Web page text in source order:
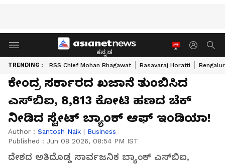
ಕನ್ನಡ
TRENDING : RSS Chief Mohan Bhagawat Basavaraj Horatti
ಕೇಂದ್ರ ಸರ್ಕಾರದ ಖಜಾನೆ ತುಂಬಿಸಿದ
ಎಸ್‌ಬಿಐ, ₹8,813 ಕೋಟಿ ಹಣದ ಚೆಕ್‌
ನೀಡಿದ ಸ್ಟೇಟ್‌ ಬ್ಯಾಂಕ್‌ ಆಫ್‌ ಇಂಡಿಯಾ!
Author : Santosh Naik | Business
Published : Jun 08 2026, 08:54 PM IST
ದೇಶದ ಅತಿದೊಡ್ಡ ಸಾರ್ವಜನಿಕ ಬ್ಯಾಂಕ್ ಎಸ್‌ಬಿಐ,